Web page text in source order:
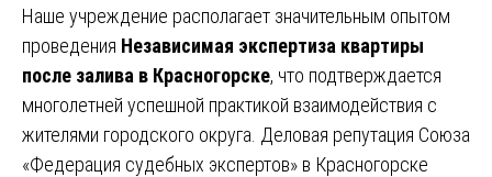
Наше учреждение располагает значительным опытом
проведения Независимая экспертиза квартиры
после залива в Красногорске, что подтверждается
многолетней успешной практикой взаимодействия с
жителями городского округа. Деловая репутация Союза
«Федерация судебных экспертов» в Красногорске